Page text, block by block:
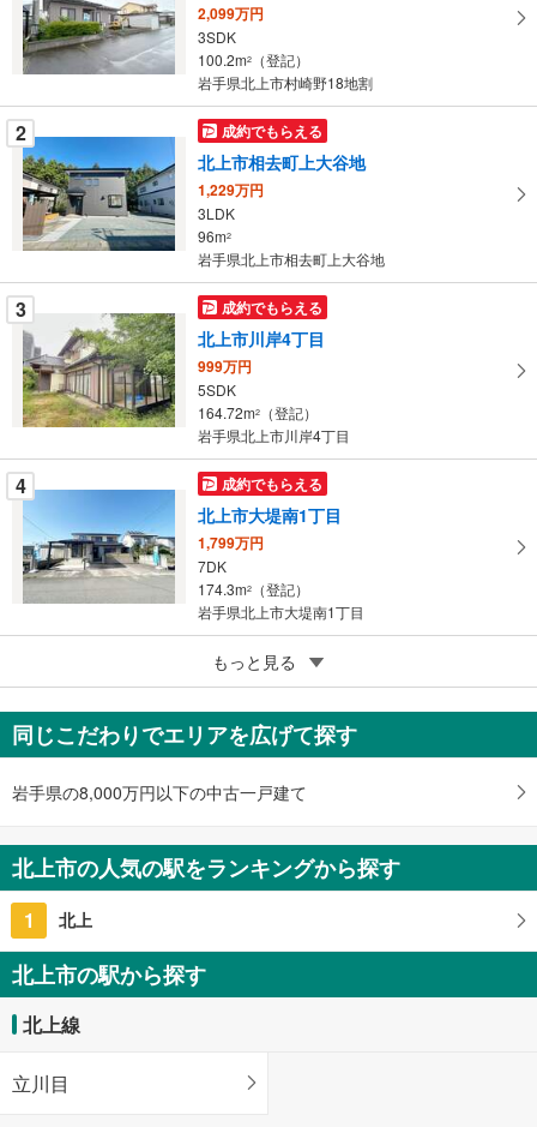
る
・
条
件
を
マ
イ
ペ
ー
に
保
存
す
る
2,099万円
3SDK
100.2m2
（登記）
岩手県北上市村崎野18地割
2 成約でもらえる
北上市相去町上大谷地
1,229万円
3LDK
96m2
岩手県北上市相去町上大谷地
3 成約でもらえる
北上市川岸4丁目
999万円
5SDK
164.72m2
（登記）
岩手県北上市川岸4丁目
4 成約でもらえる
北上市大堤南1丁目
1,799万円
7DK
174.3m2
（登記）
岩手県北上市大堤南1丁目
成約でもらえる
北上市常盤台3丁目
1,599万円
4LDK
岩手県北上市常盤台3丁目
もっと見る
同じこだわりでエリアを広げて探す
岩手県の8,000万円以下の中古一戸建て
北上市の人気の駅をランキングから探す
1 北上
北上市の駅から探す
北上線
立川目